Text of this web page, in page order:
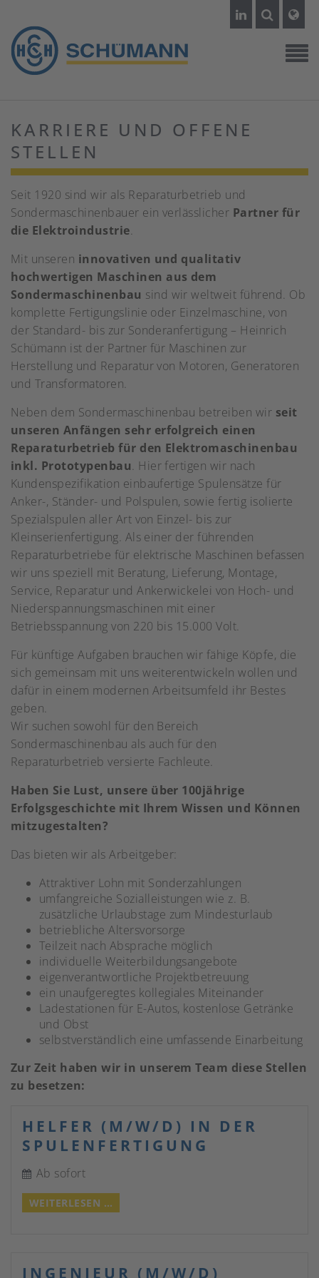
KARRIERE UND OFFENE
STELLEN
Seit 1920 sind wir als Reparaturbetrieb und
Sondermaschinenbauer ein verlässlicher Partner für
die Elektroindustrie.
Mit unseren innovativen und qualitativ
hochwertigen Maschinen aus dem
Sondermaschinenbau sind wir weltweit führend. Ob
komplette Fertigungslinie oder Einzelmaschine, von
der Standard- bis zur Sonderanfertigung – Heinrich
Schümann ist der Partner für Maschinen zur
Herstellung und Reparatur von Motoren, Generatoren
und Transformatoren.
Neben dem Sondermaschinenbau betreiben wir seit
unseren Anfängen sehr erfolgreich einen
Reparaturbetrieb für den Elektromaschinenbau
inkl. Prototypenbau. Hier fertigen wir nach
Kundenspezifikation einbaufertige Spulensätze für
Anker-, Ständer- und Polspulen, sowie fertig isolierte
Spezialspulen aller Art von Einzel- bis zur
Kleinserienfertigung. Als einer der führenden
Reparaturbetriebe für elektrische Maschinen befassen
wir uns speziell mit Beratung, Lieferung, Montage,
Service, Reparatur und Ankerwickelei von Hoch- und
Niederspannungsmaschinen mit einer
Betriebsspannung von 220 bis 15.000 Volt.
Für künftige Aufgaben brauchen wir fähige Köpfe, die
sich gemeinsam mit uns weiterentwickeln wollen und
dafür in einem modernen Arbeitsumfeld ihr Bestes
geben.
Wir suchen sowohl für den Bereich
Sondermaschinenbau als auch für den
Reparaturbetrieb versierte Fachleute.
Haben Sie Lust, unsere über 100jährige
Erfolgsgeschichte mit Ihrem Wissen und Können
mitzugestalten?
Das bieten wir als Arbeitgeber:
Attraktiver Lohn mit Sonderzahlungen
umfangreiche Sozialleistungen wie z. B.
zusätzliche Urlaubstage zum Mindesturlaub
betriebliche Altersvorsorge
Teilzeit nach Absprache möglich
individuelle Weiterbildungsangebote
eigenverantwortliche Projektbetreuung
ein unaufgeregtes kollegiales Miteinander
Ladestationen für E-Autos, kostenlose Getränke
und Obst
selbstverständlich eine umfassende Einarbeitung
Zur Zeit haben wir in unserem Team diese Stellen
zu besetzen:
HELFER (M/W/D) IN DER
SPULENFERTIGUNG
Ab sofort
WEITERLESEN …
SPULENFERTIGUNG
INGENIEUR (M/W/D)